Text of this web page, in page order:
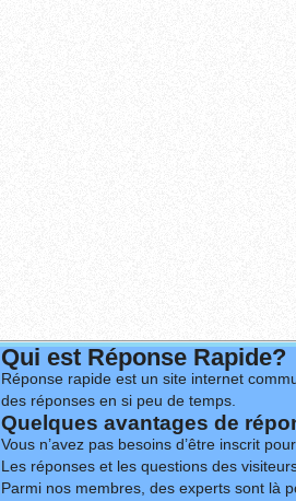
Qui est Réponse Rapide?
Réponse rapide est un site internet
des réponses en si peu de temps.
Quelques avantages de
Vous n’avez pas besoins d’être inscrit
Les réponses et les questions des
Parmi nos membres, des experts sont là